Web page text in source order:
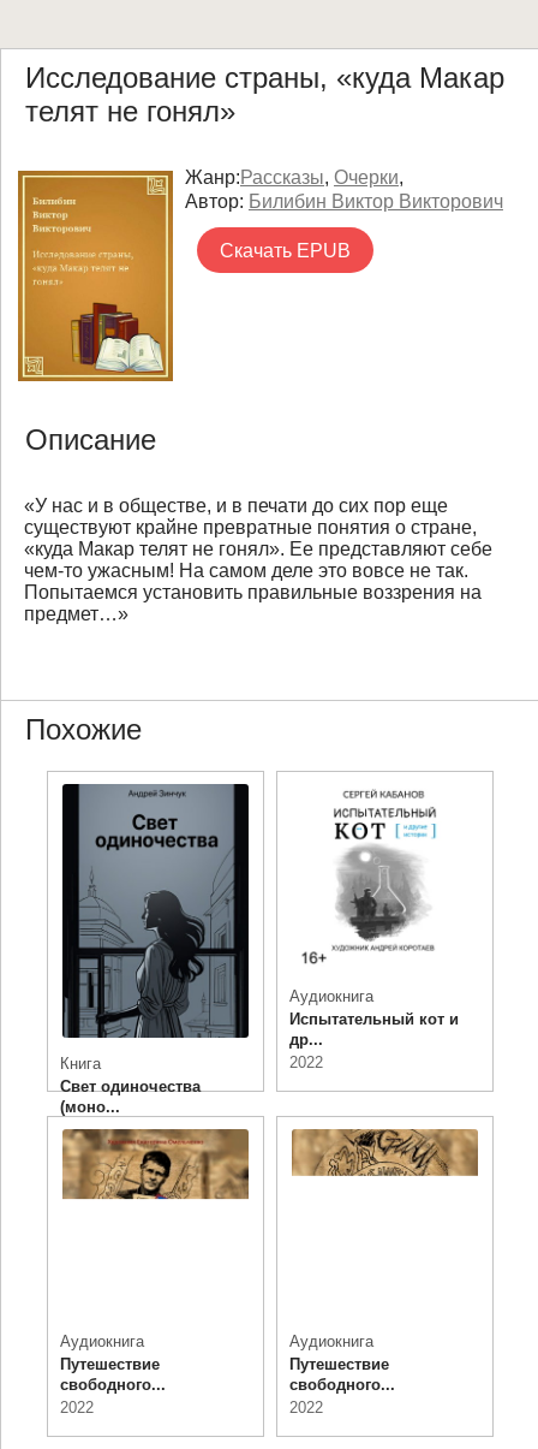
Исследование страны, «куда Макар
телят не гонял»
Жанр:Рассказы, Очерки,
Автор: Билибин Виктор Викторович
Скачать EPUB
Описание
«У нас и в обществе, и в печати до сих пор еще
существуют крайне превратные понятия о стране,
«куда Макар телят не гонял». Ее представляют себе
чем-то ужасным! На самом деле это вовсе не так.
Попытаемся установить правильные воззрения на
предмет…»
Похожие
Книга
Свет одиночества
(моно...
1972
Аудиокнига
Испытательный кот и
др...
2022
Аудиокнига
Путешествие
свободного...
2022
Аудиокнига
Путешествие
свободного...
2022